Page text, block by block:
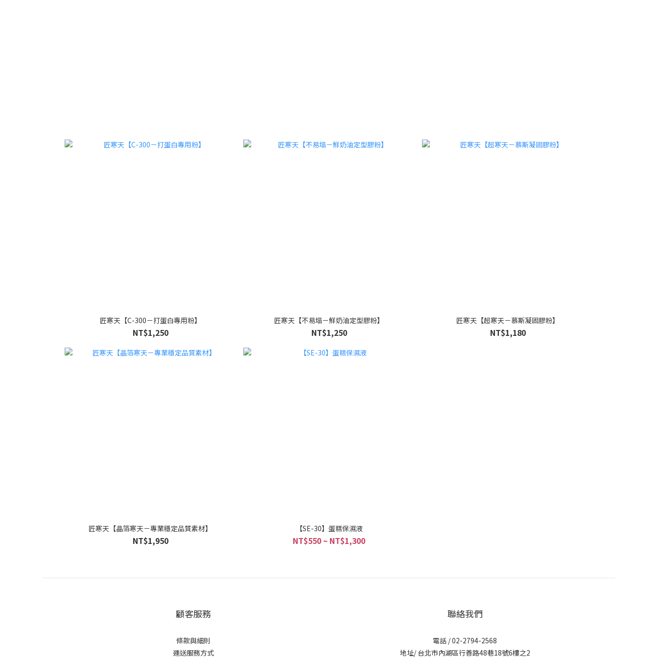
匠寒天【C-300－打蛋白專用粉】
NT$1,250
匠寒天【不易塌－鮮奶油定型膠粉】
NT$1,250
匠寒天【超寒天－慕斯凝固膠粉】
NT$1,180
匠寒天【晶箔寒天－專業穩定品質素材】
NT$1,950
【SE-30】蛋糕保濕液
NT$550 ~ NT$1,300
顧客服務
條款與細則
運送服務方式
聯絡我們
電話 / 02-2794-2568
地址/ 台北市內湖區行善路48巷18號6樓之2